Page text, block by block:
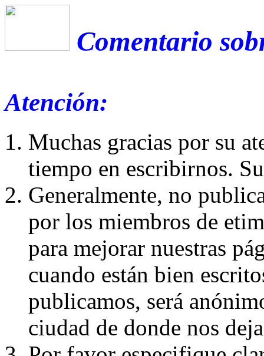
Comentario
Atención:
Muchas gracias por su
tiempo en escribirnos.
Generalmente, no
por los miembros de
para mejorar nuestras
cuando están bien
publicamos, será
ciudad de donde nos